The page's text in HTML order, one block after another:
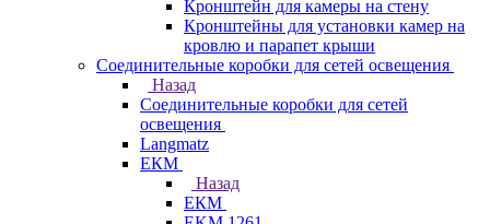
Кронштейн для камеры на стену
Кронштейны для установки камер на
кровлю и парапет крыши
Соединительные коробки для сетей освещения
Назад
Соединительные коробки для сетей
освещения
Langmatz
ЕКМ
Назад
ЕКМ